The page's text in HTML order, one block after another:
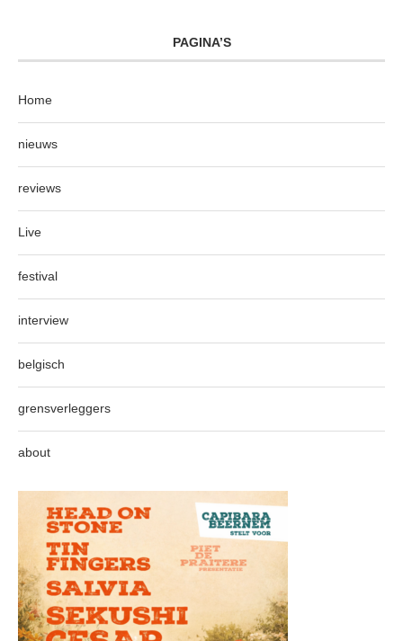
PAGINA’S
Home
nieuws
reviews
Live
festival
interview
belgisch
grensverleggers
about